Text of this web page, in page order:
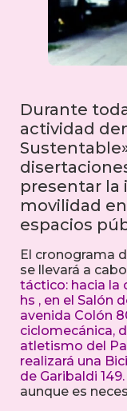
Durante
actividad
presentar la
movilidad
espacios
El cronograma
se llevará a
táctico: hacia la
hs , en el Salón
avenida Colón
ciclomecánica,
atletismo del
realizará una
de Garibaldi 149.
aunque es